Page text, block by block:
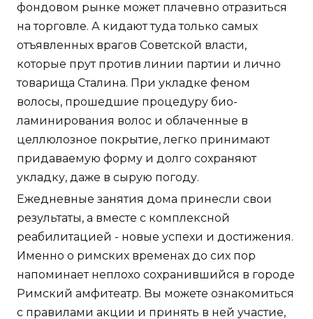
фондовом рынке может плачевно отразиться
на торговле. А кидают туда только самых
отъявленных врагов Советской власти,
которые прут против линии партии и лично
товарища Сталина. При укладке феном
волосы, прошедшие процедуру био-
ламинирования волос и облаченные в
целлюлозное покрытие, легко принимают
придаваемую форму и долго сохраняют
укладку, даже в сырую погоду.
Ежедневные занятия дома принесли свои
результаты, а вместе с комплексной
реабилитацией - новые успехи и достижения.
Именно о римских временах до сих пор
напоминает неплохо сохранившийся в городе
Римский амфитеатр. Вы можете ознакомиться
с правилами акции и принять в ней участие,